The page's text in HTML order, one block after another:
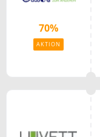
70%
AKTION